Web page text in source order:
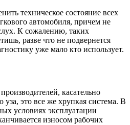
техническое состояние всех
автомобиля, причем не
К сожалению, таких
разве что не подвернется
уже мало кто использует.
касательно
уза, это все же хрупкая система. В
условиях эксплуатации
износом рабочих